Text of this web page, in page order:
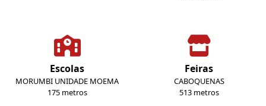
Escolas
MORUMBI UNIDADE MOEMA
175 metros
Feiras
CABOQUENAS
513 metros